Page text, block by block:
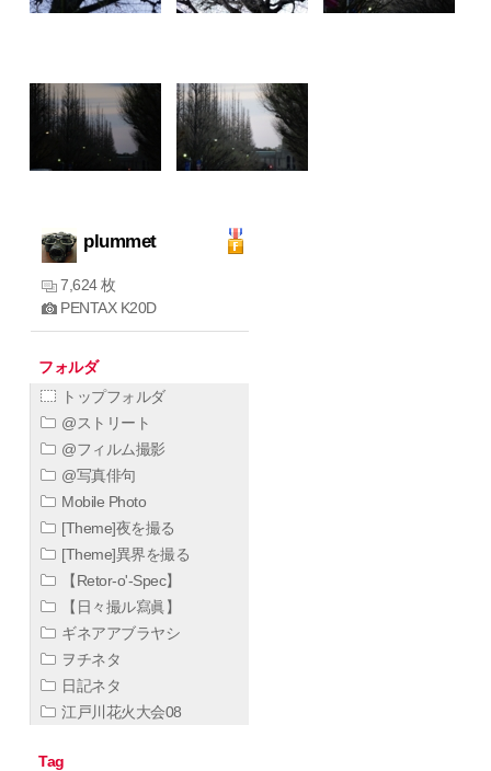
plummet
7,624 枚
PENTAX K20D
フォルダ
トップフォルダ
@ストリート
@フィルム撮影
@写真俳句
Mobile Photo
[Theme]夜を撮る
[Theme]異界を撮る
【Retor-o'-Spec】
【日々撮ル寫眞】
ギネアアブラヤシ
ヲチネタ
日記ネタ
江戸川花火大会08
Tag